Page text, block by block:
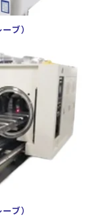
まで 対応可
ブ）
ブ）